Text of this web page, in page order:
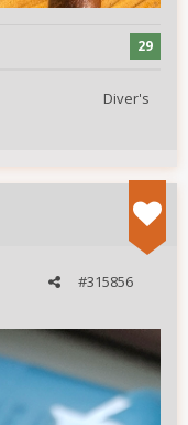
29
Diver's
#315856